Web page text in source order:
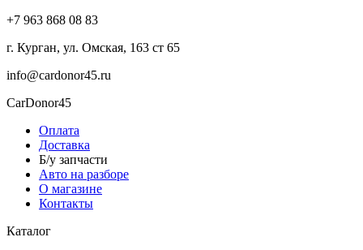
+7 963 868 08 83
г. Курган, ул. Омская, 163 ст 65
info@cardonor45.ru
CarDonor45
Оплата
Доставка
Б/у запчасти
Авто на разборе
О магазине
Контакты
Каталог